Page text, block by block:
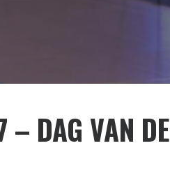
– DAG VAN DE